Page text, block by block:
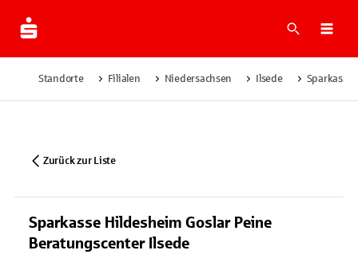
Suche
Standorte Filialen Niedersachsen Ilsede Sparkasse
Zurück zur Liste
Sparkasse Hildesheim Goslar Peine
Beratungscenter Ilsede